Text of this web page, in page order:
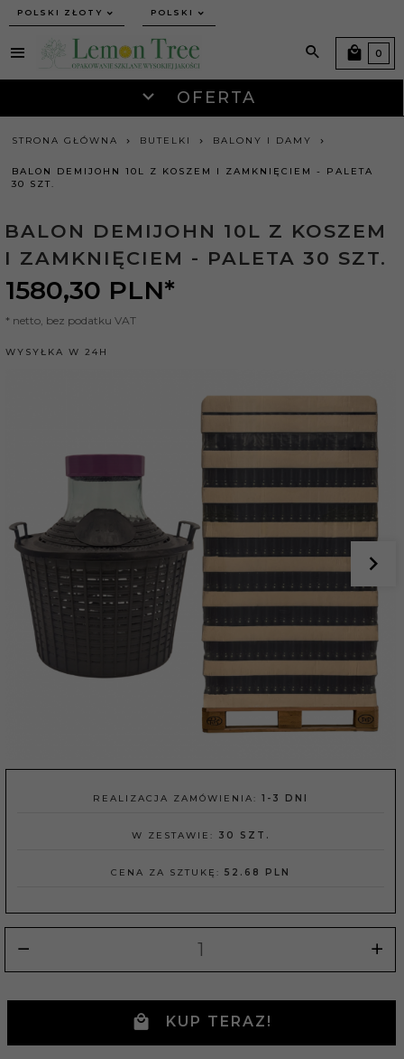
currency_h
POLSKI ZŁOTY POLSKI
OFERTA
0
STRONA GŁÓWNA BUTELKI BALONY I DAMY
BALON DEMIJOHN 10L Z KOSZEM I ZAMKNIĘCIEM - PALETA
30 SZT.
BALON DEMIJOHN 10L Z KOSZEM
I ZAMKNIĘCIEM - PALETA 30 SZT.
1580,30 PLN*
* netto, bez podatku VAT
WYSYŁKA W 24H
REALIZACJA ZAMÓWIENIA: 1-3 DNI
W ZESTAWIE: 30 SZT.
CENA ZA SZTUKĘ: 52.68 PLN
KUP TERAZ!